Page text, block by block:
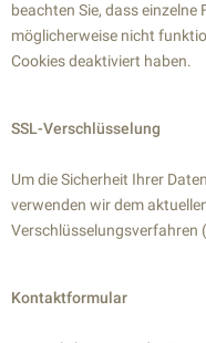
beachten Sie, dass
möglicherweise nicht
Cookies deaktiviert haben.
SSL-Verschlüsselung
Um die Sicherheit Ihrer
verwenden wir dem
Verschlüsselungsverfahren
Kontaktformular